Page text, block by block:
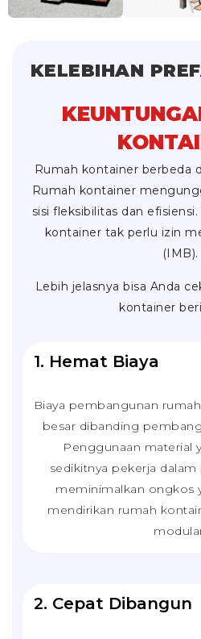
KELEBIHAN
Rumah kontainer berbeda
Rumah kontainer
sisi fleksibilitas dan
kontainer tak perlu izin
(IMB).
Lebih jelasnya bisa Anda
kontainer
1. Hemat Biaya
Biaya pembangunan
besar dibanding
Penggunaan material
sedikitnya pekerja
meminimalkan ongkos
mendirikan rumah
2. Cepat Dibangun